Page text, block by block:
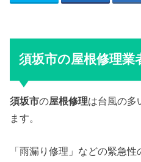
須坂市の屋根修理業
須坂市の屋根修理は台風の多
ます。
「雨漏り修理」などの緊急